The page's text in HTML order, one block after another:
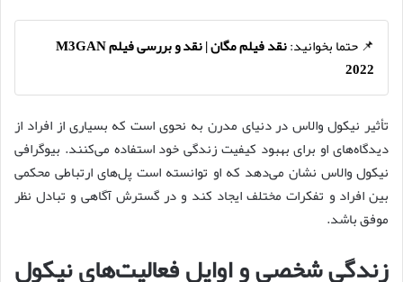
📌 حتما بخوانید:
نقد فیلم مگان | نقد و بررسی فیلم M3GAN
2022
تأثیر نیکول والاس در دنیای مدرن به نحوی است که بسیاری از افراد از
دیدگاه‌های او برای بهبود کیفیت زندگی خود استفاده می‌کنند. بیوگرافی
نیکول والاس نشان می‌دهد که او توانسته است پل‌های ارتباطی محکمی
بین افراد و تفکرات مختلف ایجاد کند و در گسترش آگاهی و تبادل نظر
موفق باشد.
زندگی شخصی و اوایل فعالیت‌های نیکول